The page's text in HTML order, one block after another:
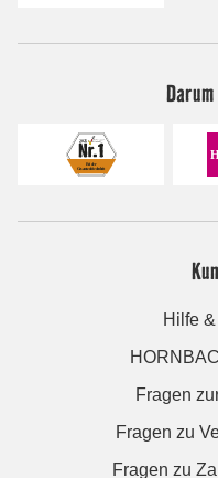
Hilfe
Fragen
Fragen zu
Fragen zu